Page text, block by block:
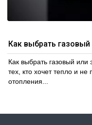
Как выбрать газовый
Как выбрать газовый или
тех, кто хочет тепло и
отопления...